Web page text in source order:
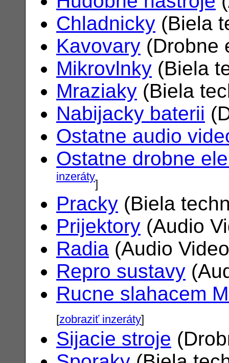
Chladnicky (Biela
Kavovary (Drobne
Mikrovlnky (Biela
Mraziaky (Biela
Nabijacky baterii
Ostatne audio
Ostatne drobne
inzeráty]
Pracky (Biela
Prijektory (Audio
Radia (Audio
Repro sustavy
Rucne slahacem
[zobraziť inzeráty]
Sijacie stroje